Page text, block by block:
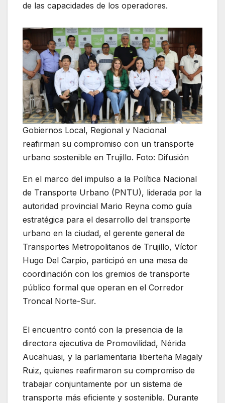
de las capacidades de los operadores.
Gobiernos Local, Regional y Nacional
reafirman su compromiso con un transporte
urbano sostenible en Trujillo. Foto: Difusión
En el marco del impulso a la Política Nacional
de Transporte Urbano (PNTU), liderada por la
autoridad provincial Mario Reyna como guía
estratégica para el desarrollo del transporte
urbano en la ciudad, el gerente general de
Transportes Metropolitanos de Trujillo, Víctor
Hugo Del Carpio, participó en una mesa de
coordinación con los gremios de transporte
público formal que operan en el Corredor
Troncal Norte-Sur.
El encuentro contó con la presencia de la
directora ejecutiva de Promovilidad, Nérida
Aucahuasi, y la parlamentaria liberteña Magaly
Ruiz, quienes reafirmaron su compromiso de
trabajar conjuntamente por un sistema de
transporte más eficiente y sostenible. Durante